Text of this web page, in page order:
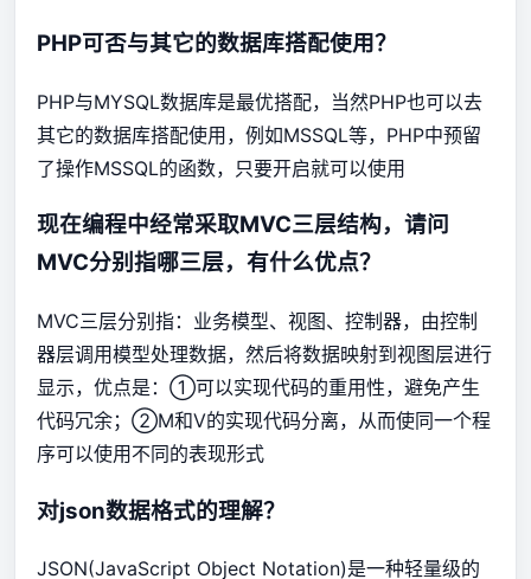
PHP可否与其它的数据库搭配使用？
PHP与MYSQL数据库是最优搭配，当然PHP也可以去
其它的数据库搭配使用，例如MSSQL等，PHP中预留
了操作MSSQL的函数，只要开启就可以使用
现在编程中经常采取MVC三层结构，请问
MVC分别指哪三层，有什么优点？
MVC三层分别指：业务模型、视图、控制器，由控制
器层调用模型处理数据，然后将数据映射到视图层进行
显示，优点是：①可以实现代码的重用性，避免产生
代码冗余；②M和V的实现代码分离，从而使同一个程
序可以使用不同的表现形式
对json数据格式的理解？
JSON(JavaScript Object Notation)是一种轻量级的